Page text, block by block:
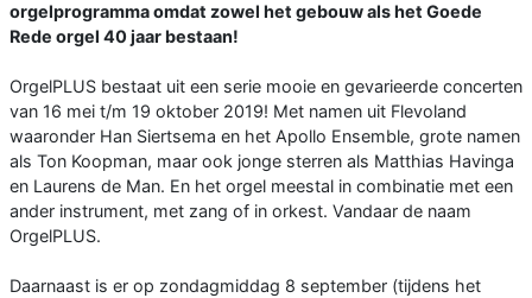
orgelprogramma omdat zowel het gebouw als het Goede
Rede orgel 40 jaar bestaan!
OrgelPLUS bestaat uit een serie mooie en gevarieerde concerten
van 16 mei t/m 19 oktober 2019! Met namen uit Flevoland
waaronder Han Siertsema en het Apollo Ensemble, grote namen
als Ton Koopman, maar ook jonge sterren als Matthias Havinga
en Laurens de Man. En het orgel meestal in combinatie met een
ander instrument, met zang of in orkest. Vandaar de naam
OrgelPLUS.
Daarnaast is er op zondagmiddag 8 september (tijdens het